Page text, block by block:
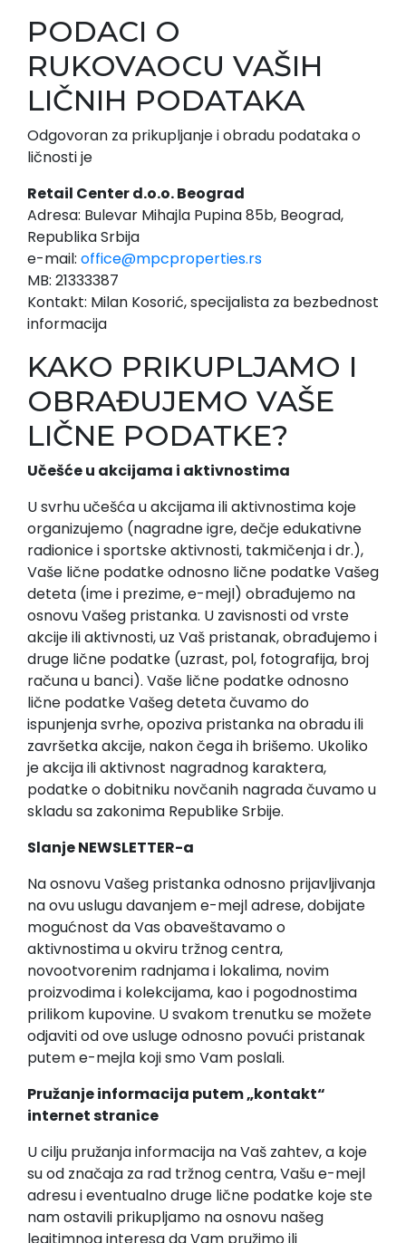
PODACI O
RUKOVAOCU VAŠIH
LIČNIH PODATAKA
Odgovoran za prikupljanje i obradu podataka o
ličnosti je
Retail Center d.o.o. Beograd
Adresa: Bulevar Mihajla Pupina 85b, Beograd,
Republika Srbija
e-mail: office@mpcproperties.rs
MB: 21333387
Kontakt: Milan Kosorić, specijalista za bezbednost
informacija
KAKO PRIKUPLJAMO I
OBRAĐUJEMO VAŠE
LIČNE PODATKE?
Učešće u akcijama i aktivnostima
U svrhu učešća u akcijama ili aktivnostima koje
organizujemo (nagradne igre, dečje edukativne
radionice i sportske aktivnosti, takmičenja i dr.),
Vaše lične podatke odnosno lične podatke Vašeg
deteta (ime i prezime, e-mejl) obrađujemo na
osnovu Vašeg pristanka. U zavisnosti od vrste
akcije ili aktivnosti, uz Vaš pristanak, obrađujemo i
druge lične podatke (uzrast, pol, fotografija, broj
računa u banci). Vaše lične podatke odnosno
lične podatke Vašeg deteta čuvamo do
ispunjenja svrhe, opoziva pristanka na obradu ili
završetka akcije, nakon čega ih brišemo. Ukoliko
je akcija ili aktivnost nagradnog karaktera,
podatke o dobitniku novčanih nagrada čuvamo u
skladu sa zakonima Republike Srbije.
Slanje NEWSLETTER-a
Na osnovu Vašeg pristanka odnosno prijavljivanja
na ovu uslugu davanjem e-mejl adrese, dobijate
mogućnost da Vas obaveštavamo o
aktivnostima u okviru tržnog centra,
novootvorenim radnjama i lokalima, novim
proizvodima i kolekcijama, kao i pogodnostima
prilikom kupovine. U svakom trenutku se možete
odjaviti od ove usluge odnosno povući pristanak
putem e-mejla koji smo Vam poslali.
Pružanje informacija putem „kontakt“
internet stranice
U cilju pružanja informacija na Vaš zahtev, a koje
su od značaja za rad tržnog centra, Vašu e-mejl
adresu i eventualno druge lične podatke koje ste
nam ostavili prikupljamo na osnovu našeg